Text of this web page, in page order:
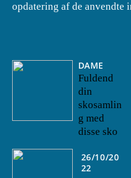
opdatering af de anvendte
DAME
Fuldend
din
skosamlin
g med
disse sko
26/10/20
22